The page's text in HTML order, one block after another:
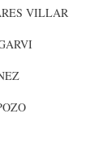
VILLAR